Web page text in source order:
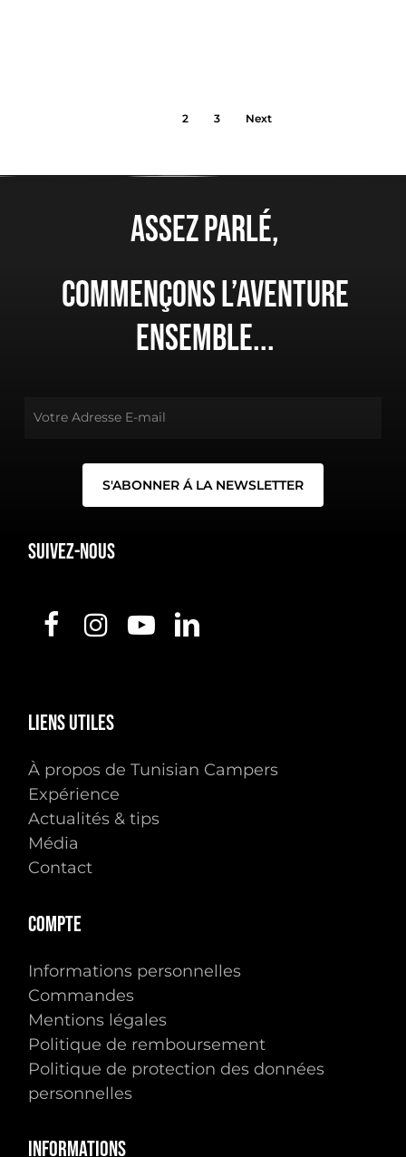
2 3 Next
Assez parlé,
Commençons l’aventure
ensemble...
Suivez-nous
Liensutiles
À propos de Tunisian Campers
Expérience
Actualités & tips
Média
Contact
Compte
Informations personnelles
Commandes
Mentions légales
Politique de remboursement
Politique de protection des données
personnelles
Informations